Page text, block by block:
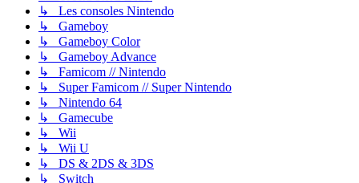
↳ Les consoles Nintendo
↳ Gameboy
↳ Gameboy Color
↳ Gameboy Advance
↳ Famicom // Nintendo
↳ Super Famicom // Super Nintendo
↳ Nintendo 64
↳ Gamecube
↳ Wii
↳ Wii U
↳ DS & 2DS & 3DS
↳ Switch